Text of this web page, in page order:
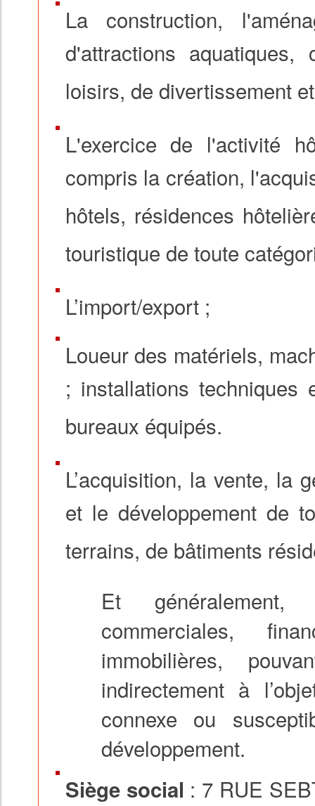
La construction,
d'attractions
loisirs, de divertissement
L'exercice de l'activité
compris la création,
hôtels, résidences
touristique de toute
L’import/export ;
Loueur des matériels,
; installations techniques
bureaux équipés.
L’acquisition, la vente, la
et le développement de
terrains, de bâtiments
Et généralement,
commerciales,
immobilières,
indirectement à
connexe ou
développement.
Siège social : 7 RUE